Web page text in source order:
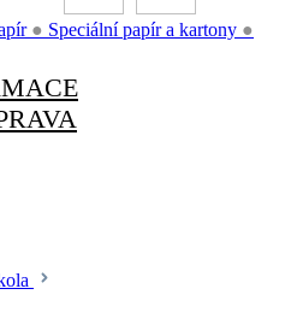
● Speciální papír a kartony ●